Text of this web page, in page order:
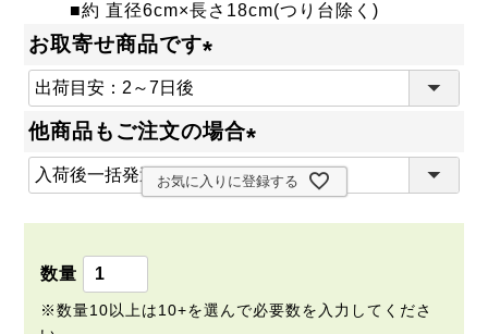
■約 直径6cm×長さ18cm(つり台除く)
お取寄せ商品です
必
)
他商品もご注文の場合
(
お気に入りに登録する